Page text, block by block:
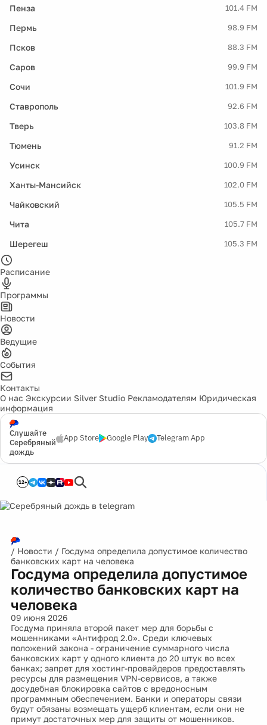
Пенза 101.4 FM
Пермь 98.9 FM
Псков 88.3 FM
Саров 99.9 FM
Сочи 101.9 FM
Ставрополь 92.6 FM
Тверь 103.8 FM
Тюмень 91.2 FM
Усинск 100.9 FM
Ханты-Мансийск 102.0 FM
Чайковский 105.5 FM
Чита 105.7 FM
Шерегеш 105.3 FM
Расписание
Программы
Новости
Ведущие
События
Контакты
О нас Экскурсии Silver Studio Рекламодателям Юридическая
информация
Слушайте
Серебряный
дождь
App Store Google Play Telegram App
12+
/ Новости / Госдума определила допустимое количество
банковских карт на человека
Госдума определила допустимое
количество банковских карт на
человека
09 июня 2026
Госдума приняла второй пакет мер для борьбы с
мошенниками «Антифрод 2.0». Среди ключевых
положений закона - ограничение суммарного числа
банковских карт у одного клиента до 20 штук во всех
банках; запрет для хостинг-провайдеров предоставлять
ресурсы для размещения VPN-сервисов, а также
досудебная блокировка сайтов с вредоносным
программным обеспечением. Банки и операторы связи
будут обязаны возмещать ущерб клиентам, если они не
примут достаточных мер для защиты от мошенников.